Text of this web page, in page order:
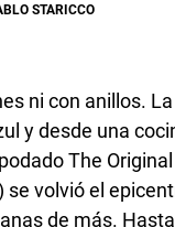
STARICCO
ni con anillos.
y desde una
The
se volvió el
de más.